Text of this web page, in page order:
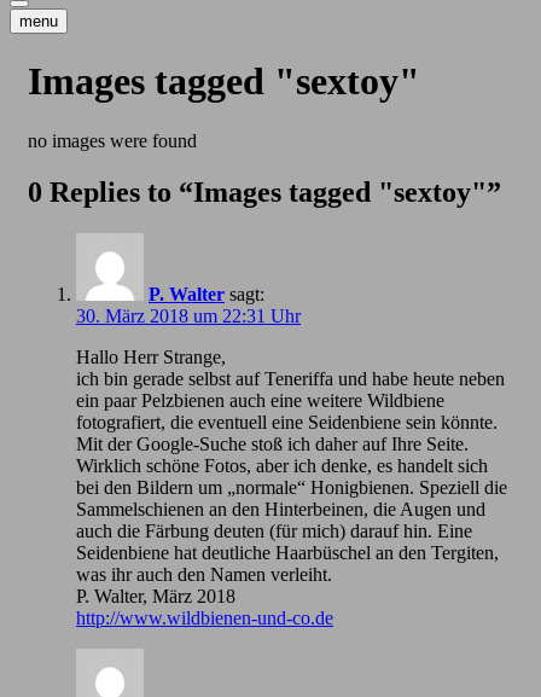
menu
Images tagged "sextoy"
no images were found
0 Replies to “Images tagged "sextoy"”
P. Walter sagt:
30. März 2018 um 22:31 Uhr
Hallo Herr Strange,
ich bin gerade selbst auf Teneriffa und habe heute neben
ein paar Pelzbienen auch eine weitere Wildbiene
fotografiert, die eventuell eine Seidenbiene sein könnte.
Mit der Google-Suche stoß ich daher auf Ihre Seite.
Wirklich schöne Fotos, aber ich denke, es handelt sich
bei den Bildern um „normale“ Honigbienen. Speziell die
Sammelschienen an den Hinterbeinen, die Augen und
auch die Färbung deuten (für mich) darauf hin. Eine
Seidenbiene hat deutliche Haarbüschel an den Tergiten,
was ihr auch den Namen verleiht.
P. Walter, März 2018
http://www.wildbienen-und-co.de